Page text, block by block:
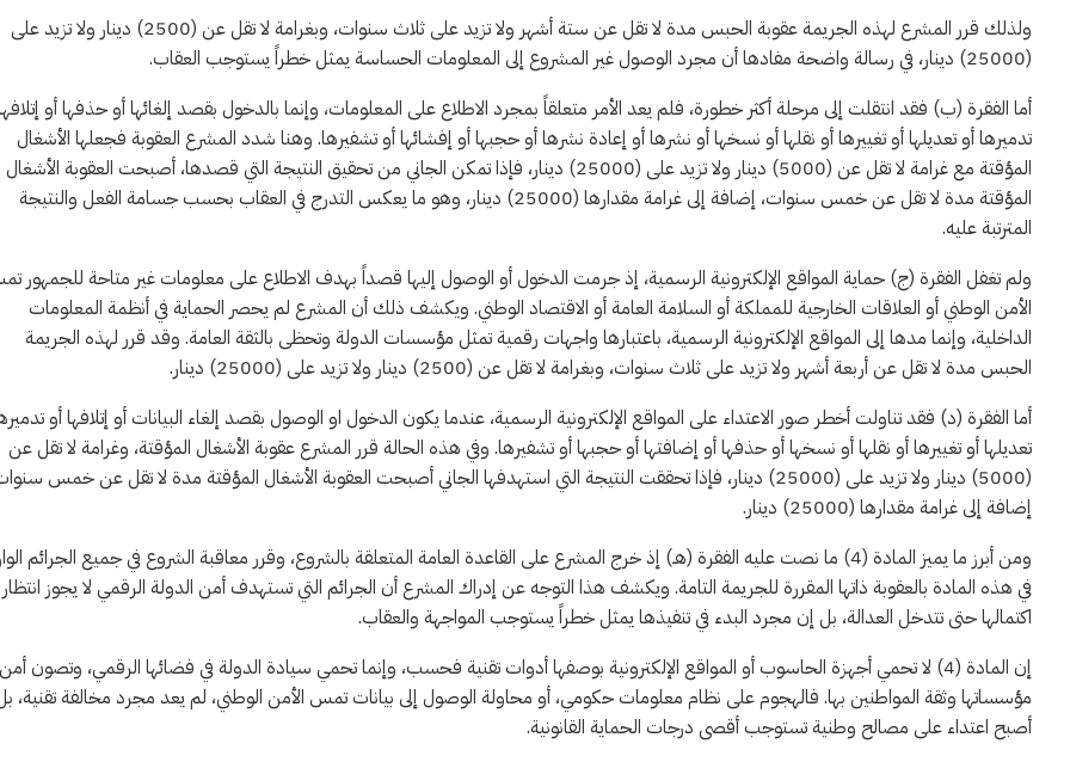
ولذلك قرر المشرع لهذه الجريمة عقوبة الحبس مدة لا تقل عن ستة أشهر ولا تزيد على ثلاث سنوات، وبغرامة لا تقل عن (2500) دينار ولا تزيد على
(25000) دينار، في رسالة واضحة مفادها أن مجرد الوصول غير المشروع إلى المعلومات الحساسة يمثل خطراً يستوجب العقاب.
أما الفقرة (ب) فقد انتقلت إلى مرحلة أكثر خطورة، فلم يعد الأمر متعلقاً بمجرد الاطلاع على المعلومات، وإنما بالدخول بقصد إلغائها أو حذفها أو
تدميرها أو تعديلها أو تغييرها أو نقلها أو نسخها أو نشرها أو إعادة نشرها أو حجبها أو إفشائها أو تشفيرها. وهنا شدد المشرع العقوبة فجعلها الأشغال
المؤقتة مع غرامة لا تقل عن (5000) دينار ولا تزيد على (25000) دينار، فإذا تمكن الجاني من تحقيق النتيجة التي قصدها، أصبحت العقوبة الأشغال
المؤقتة مدة لا تقل عن خمس سنوات، إضافة إلى غرامة مقدارها (25000) دينار، وهو ما يعكس التدرج في العقاب بحسب جسامة الفعل والنتيجة
المترتبة عليه.
ولم تغفل الفقرة (ج) حماية المواقع الإلكترونية الرسمية، إذ جرمت الدخول أو الوصول إليها قصداً بهدف الاطلاع على معلومات غير متاحة للجمهور
الأمن الوطني أو العلاقات الخارجية للمملكة أو السلامة العامة أو الاقتصاد الوطني. ويكشف ذلك أن المشرع لم يحصر الحماية في أنظمة المعلومات
الداخلية، وإنما مدها إلى المواقع الإلكترونية الرسمية، باعتبارها واجهات رقمية تمثل مؤسسات الدولة وتحظى بالثقة العامة. وقد قرر لهذه الجريمة
الحبس مدة لا تقل عن أربعة أشهر ولا تزيد على ثلاث سنوات، وبغرامة لا تقل عن (2500) دينار ولا تزيد على (25000) دينار.
أما الفقرة (د) فقد تناولت أخطر صور الاعتداء على المواقع الإلكترونية الرسمية، عندما يكون الدخول او الوصول بقصد إلغاء البيانات أو إتلافها أو
تعديلها أو تغييرها أو نقلها أو نسخها أو حذفها أو إضافتها أو حجبها أو تشفيرها. وفي هذه الحالة قرر المشرع عقوبة الأشغال المؤقتة، وغرامة لا تقل عن
(5000) دينار ولا تزيد على (25000) دينار، فإذا تحققت النتيجة التي استهدفها الجاني أصبحت العقوبة الأشغال المؤقتة مدة لا تقل عن خمس
إضافة إلى غرامة مقدارها (25000) دينار.
ومن أبرز ما يميز المادة (4) ما نصت عليه الفقرة (هـ) إذ خرج المشرع على القاعدة العامة المتعلقة بالشروع، وقرر معاقبة الشروع في جميع الجرائم
في هذه المادة بالعقوبة ذاتها المقررة للجريمة التامة. ويكشف هذا التوجه عن إدراك المشرع أن الجرائم التي تستهدف أمن الدولة الرقمي لا يجوز انتظار
اكتمالها حتى تتدخل العدالة، بل إن مجرد البدء في تنفيذها يمثل خطراً يستوجب المواجهة والعقاب.
إن المادة (4) لا تحمي أجهزة الحاسوب أو المواقع الإلكترونية بوصفها أدوات تقنية فحسب، وإنما تحمي سيادة الدولة في فضائها الرقمي، وتصون أمن
مؤسساتها وثقة المواطنين بها. فالهجوم على نظام معلومات حكومي، أو محاولة الوصول إلى بيانات تمس الأمن الوطني، لم يعد مجرد مخالفة تقنية،
أصبح اعتداء على مصالح وطنية تستوجب أقصى درجات الحماية القانونية.